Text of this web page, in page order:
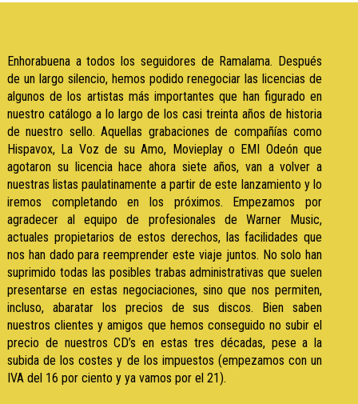
Enhorabuena a todos los seguidores de Ramalama. Después
de un largo silencio, hemos podido renegociar las licencias de
algunos de los artistas más importantes que han figurado en
nuestro catálogo a lo largo de los casi treinta años de historia
de nuestro sello. Aquellas grabaciones de compañías como
Hispavox, La Voz de su Amo, Movieplay o EMI Odeón que
agotaron su licencia hace ahora siete años, van a volver a
nuestras listas paulatinamente a partir de este lanzamiento y lo
iremos completando en los próximos. Empezamos por
agradecer al equipo de profesionales de Warner Music,
actuales propietarios de estos derechos, las facilidades que
nos han dado para reemprender este viaje juntos. No solo han
suprimido todas las posibles trabas administrativas que suelen
presentarse en estas negociaciones, sino que nos permiten,
incluso, abaratar los precios de sus discos. Bien saben
nuestros clientes y amigos que hemos conseguido no subir el
precio de nuestros CD’s en estas tres décadas, pese a la
subida de los costes y de los impuestos (empezamos con un
IVA del 16 por ciento y ya vamos por el 21).